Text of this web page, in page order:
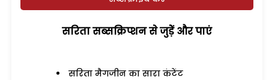
सरिता सब्सक्रिप्शन से जुड़ेें और पाएं
सरिता मैगजीन का सारा कंटेंट